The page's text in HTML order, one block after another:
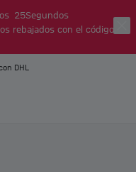
25Segundos
rebajados con el código:
DHL